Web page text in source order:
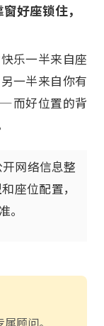
好座锁住，
乐一半来自座
一半来自你有
而好位置的背
网络信息整
座位配置，
。
顾问。